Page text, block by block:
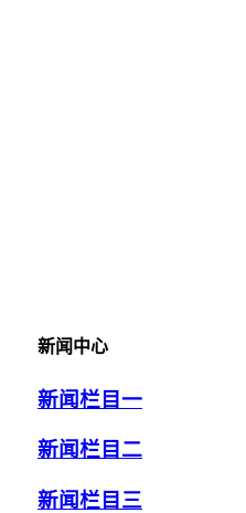
新闻中心
新闻栏目一
新闻栏目二
新闻栏目三